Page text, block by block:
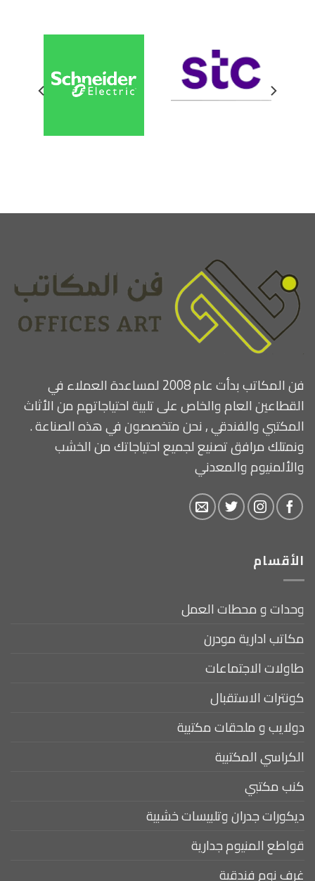
فن المكاتب بدأت عام 2008 لمساعدة العملاء في
القطاعين العام والخاص على تلبية احتياجاتهم من الأثاث
المكتبي والفندقي , نحن متخصصون في هذه الصناعة .
ونمتلك مرافق تصنيع لجميع احتياجاتك من الخشب
والألمنيوم والمعدني
الأقسام
وحدات و محطات العمل
مكاتب ادارية مودرن
طاولات الاجتماعات
كونترات الاستقبال
دولايب و ملحقات مكتبية
الكراسي المكتبية
كنب مكتبي
ديكورات جدران وتلبيسات خشبية
قواطع المنيوم جدارية
غرف نوم فندقية